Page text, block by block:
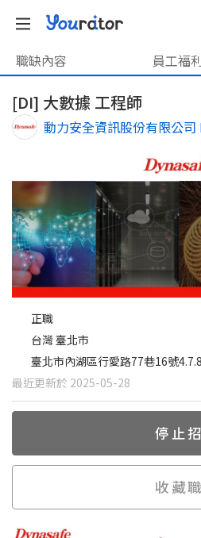
職缺內容 員工福利
[DI] 大數據 工程師
動力安全資訊股份有限公司
正職
台灣 臺北市
臺北市內湖區行愛路77巷16號
最近更新於 2025-05-28
停止
收藏